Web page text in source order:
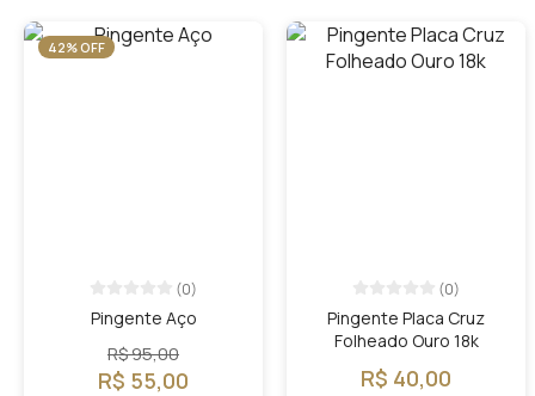
42% OFF
(0)
Pingente Aço
R$ 95,00
R$ 55,00
(0)
Pingente Placa Cruz
Folheado Ouro 18k
R$ 40,00